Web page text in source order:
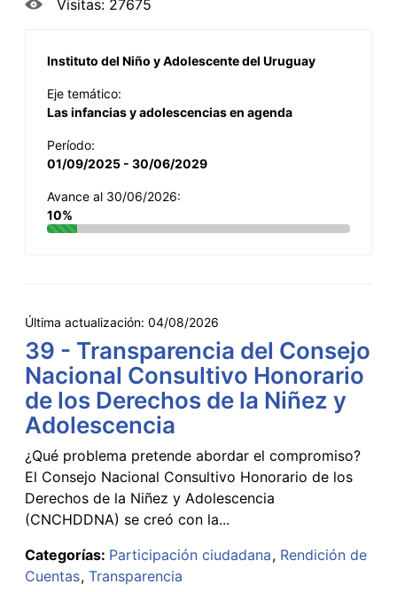
Visitas: 27675
Instituto del Niño y Adolescente del Uruguay
Eje temático:
Las infancias y adolescencias en agenda
Período:
01/09/2025 - 30/06/2029
Avance al 30/06/2026:
10%
Última actualización: 04/08/2026
39 - Transparencia del Consejo
Nacional Consultivo Honorario
de los Derechos de la Niñez y
Adolescencia
¿Qué problema pretende abordar el compromiso?
El Consejo Nacional Consultivo Honorario de los
Derechos de la Niñez y Adolescencia
(CNCHDDNA) se creó con la...
Categorías: Participación ciudadana Rendición de
Cuentas Transparencia